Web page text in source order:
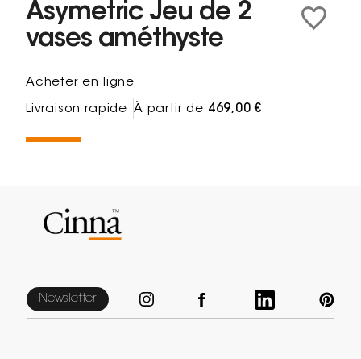
Asymetric Jeu de 2
vases améthyste
Acheter en ligne
Livraison rapide À partir de 469,00 €
Newsletter